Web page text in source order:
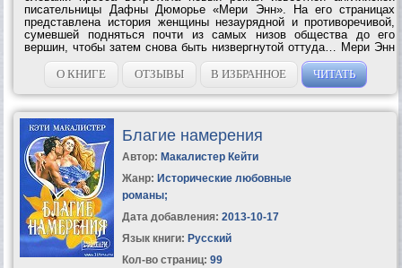
писательницы Дафны Дюморье «Мери Энн». На его страницах
представлена история женщины незаурядной и противоречивой,
сумевшей подняться почти из самых низов общества до его
вершин, чтобы затем снова быть низвергнутой оттуда… Мери Энн
– известная куртизанка, любовница брата короля, герцога
Йоркского,...
О КНИГЕ ОТЗЫВЫ В ИЗБРАННОЕ ЧИТАТЬ
Благие намерения
Автор: Макалистер Кейти
Жанр: Исторические любовные
романы;
Дата добавления: 2013-10-17
Язык книги: Русский
Кол-во страниц: 99